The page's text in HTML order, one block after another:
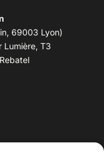
69003 Lyon)
Lumière, T3